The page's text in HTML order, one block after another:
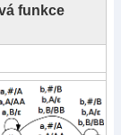
funkce